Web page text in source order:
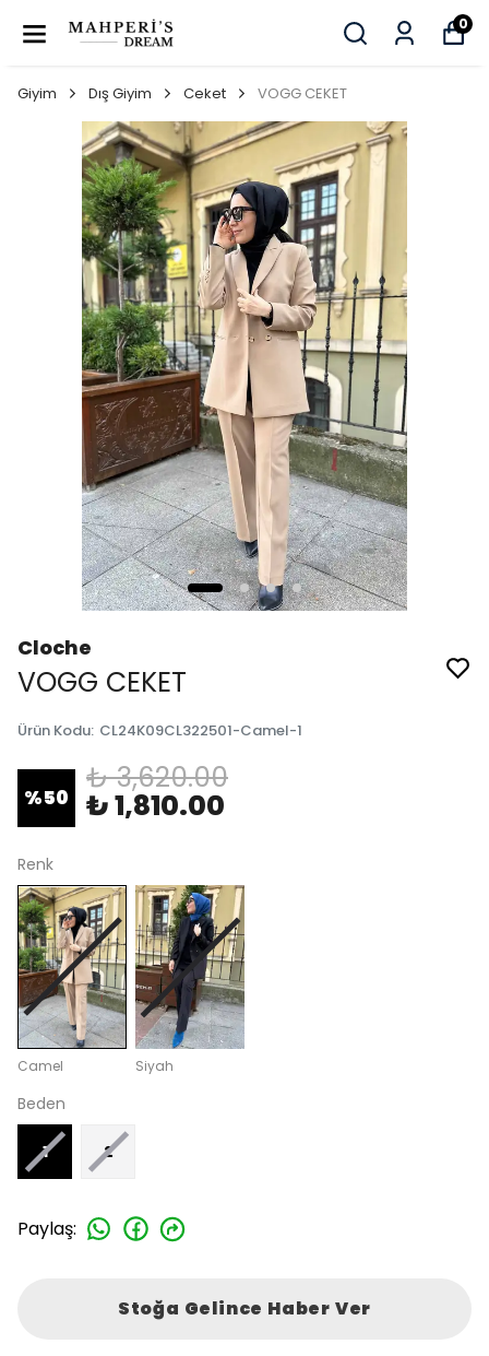
0
Giyim Dış Giyim Ceket VOGG CEKET
Cloche
VOGG CEKET
Ürün Kodu: CL24K09CL322501-Camel-1
%50
₺ 3,620.00
₺ 1,810.00
Renk
Camel Siyah
Beden
1 2
Paylaş:
Stoğa Gelince Haber Ver